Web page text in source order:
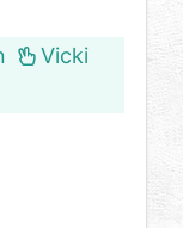
Vicki